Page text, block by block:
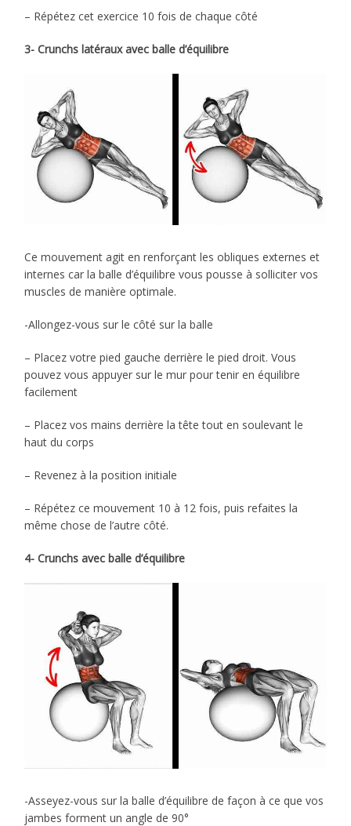
– Répétez cet exercice 10 fois de chaque côté
3- Crunchs latéraux avec balle d’équilibre
Ce mouvement agit en renforçant les obliques externes et
internes car la balle d’équilibre vous pousse à solliciter vos
muscles de manière optimale.
-Allongez-vous sur le côté sur la balle
– Placez votre pied gauche derrière le pied droit. Vous
pouvez vous appuyer sur le mur pour tenir en équilibre
facilement
– Placez vos mains derrière la tête tout en soulevant le
haut du corps
– Revenez à la position initiale
– Répétez ce mouvement 10 à 12 fois, puis refaites la
même chose de l’autre côté.
4- Crunchs avec balle d’équilibre
-Asseyez-vous sur la balle d’équilibre de façon à ce que vos
jambes forment un angle de 90°